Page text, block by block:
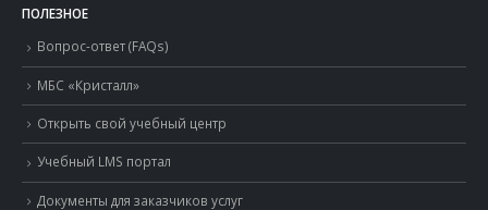
ПОЛЕЗНОЕ
Вопрос-ответ (FAQs)
МБС «Кристалл»
Открыть свой учебный центр
Учебный LMS портал
Документы для заказчиков услуг